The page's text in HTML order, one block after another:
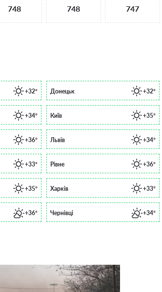
748 748 747
+32° Донецьк +32°
+34° Київ +35°
+36° Львів +34°
+33° Рівне +36°
+35° Харків +33°
+36° Чернівці +34°